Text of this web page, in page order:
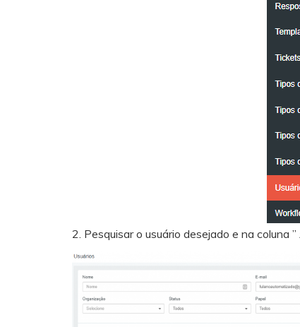
2. Pesquisar o usuário desejado e na coluna